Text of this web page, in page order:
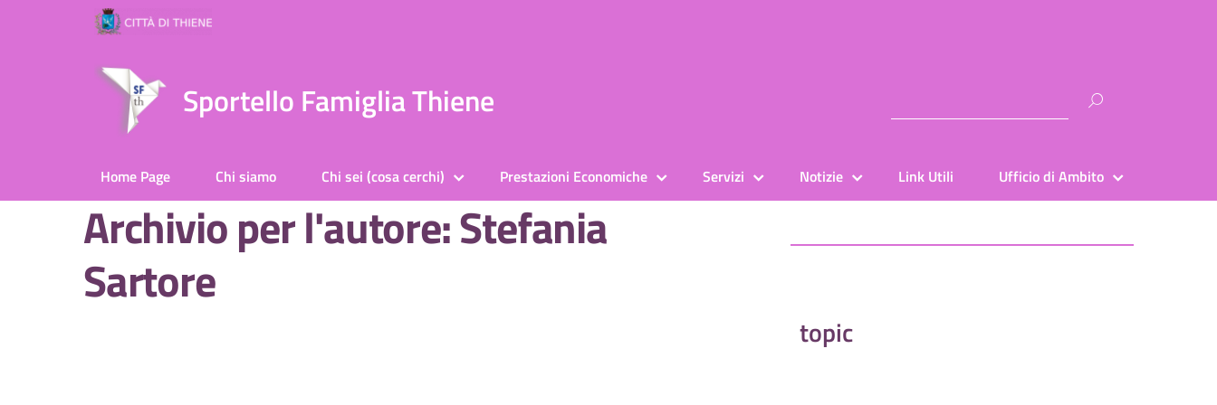
Sportello Famiglia Thiene
Home Page Chi siamo Chi sei (cosa cerchi) Prestazioni Economiche Servizi Notizie Link Utili Ufficio di Ambito
Archivio per l'autore: Stefania
Sartore
topic